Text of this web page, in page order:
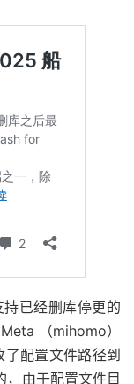
已经删库停更的
（mihomo）
配置文件路径到
，由于配置文件目